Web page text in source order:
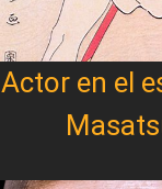
Actor en el